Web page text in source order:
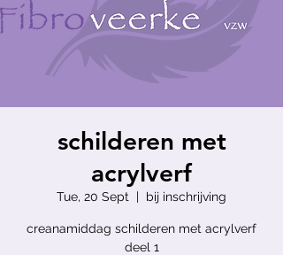
schilderen met
acrylverf
Tue, 20 Sept
  |
bij inschrijving
creanamiddag schilderen met acrylverf
deel 1